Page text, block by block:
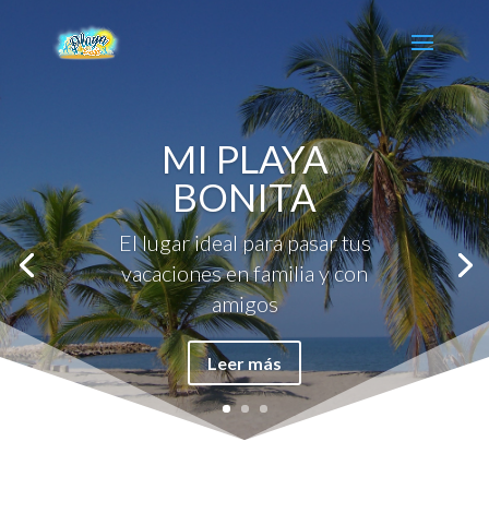
MI PLAYA
BONITA
El lugar ideal para pasar tus
vacaciones en familia y con
amigos
Leer más